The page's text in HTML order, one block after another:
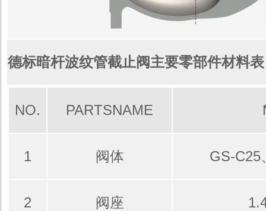
德标暗杆波纹管截止阀主要零部件材料
NO. PARTSNAME
1 阀体 GS-C25
2 阀座